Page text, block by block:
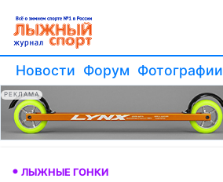
Новости Форум Фотографии
РЕКЛАМА
ЛЫЖНЫЕ ГОНКИ